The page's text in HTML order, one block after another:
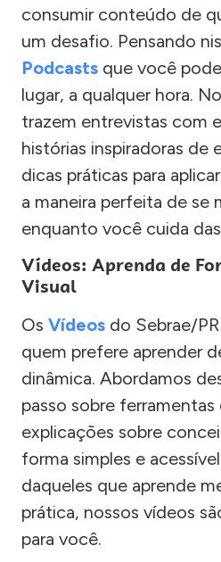
consumir conteúdo de
um desafio. Pensando
Podcasts que você
lugar, a qualquer hora.
trazem entrevistas com
histórias inspiradoras de
dicas práticas para
a maneira perfeita de se
enquanto você cuida
Vídeos: Aprenda de
Visual
Os Vídeos do Sebrae/
quem prefere aprender
dinâmica. Abordamos
passo sobre
explicações sobre
forma simples e
daqueles que aprende
prática, nossos vídeos
para você.